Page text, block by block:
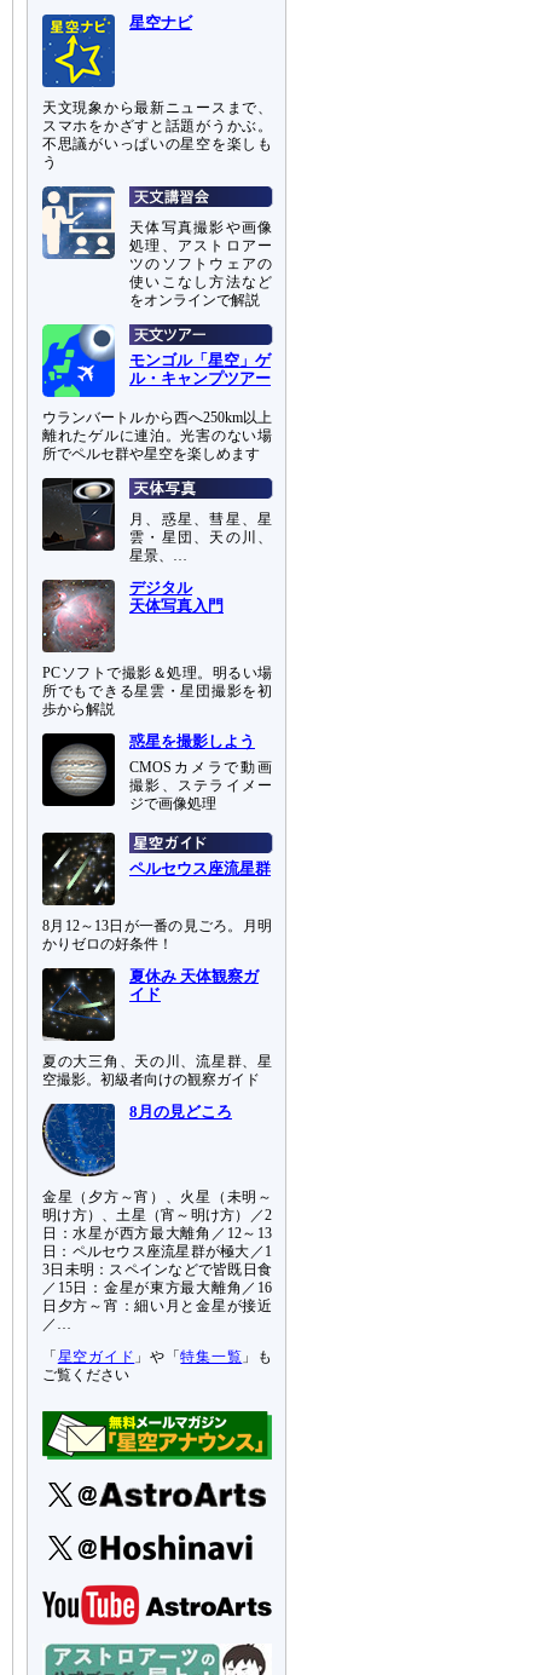
星空ナビ
天文現象から最新ニュースまで、
スマホをかざすと話題がうかぶ。
不思議がいっぱいの星空を楽しも
う
天体写真撮影や画像
処理、アストロアー
ツのソフトウェアの
使いこなし方法など
をオンラインで解説
モンゴル「星空」ゲ
ル・キャンプツアー
ウランバートルから西へ250km以上
離れたゲルに連泊。光害のない場
所でペルセ群や星空を楽しめます
月、惑星、彗星、星
雲・星団、天の川、
星景、…
デジタル
天体写真入門
PCソフトで撮影＆処理。明るい場
所でもできる星雲・星団撮影を初
歩から解説
惑星を撮影しよう
CMOSカメラで動画
撮影、ステライメー
ジで画像処理
ペルセウス座流星群
8月12～13日が一番の見ごろ。月明
かりゼロの好条件！
夏休み 天体観察ガ
イド
夏の大三角、天の川、流星群、星
空撮影。初級者向けの観察ガイド
8月の見どころ
金星（夕方～宵）、火星（未明～
明け方）、土星（宵～明け方）／2
日：水星が西方最大離角／12～13
日：ペルセウス座流星群が極大／1
3日未明：スペインなどで皆既日食
／15日：金星が東方最大離角／16
日夕方～宵：細い月と金星が接近
／…
「 星空ガイド 」や「特集一覧 」も
ご覧ください